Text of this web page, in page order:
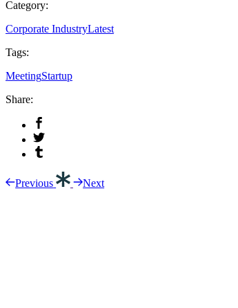
Category:
Corporate IndustryLatest
Tags:
MeetingStartup
Share:
Previous Next